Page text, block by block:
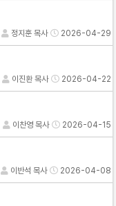
정지훈 목사 2026-04-29
이진환 목사 2026-04-22
이찬영 목사 2026-04-15
이반석 목사 2026-04-08